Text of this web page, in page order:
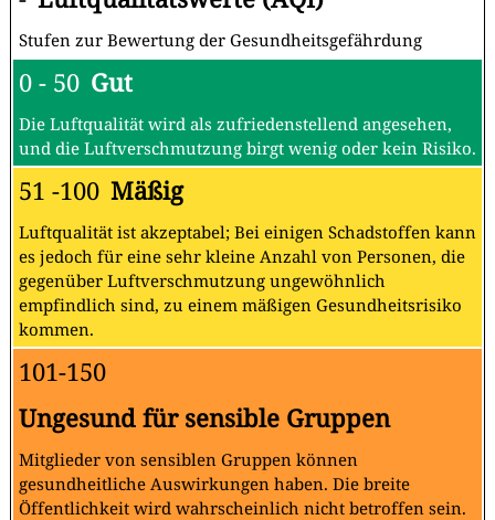
Stufen zur Bewertung der Gesundheitsgefährdung
0 - 50 Gut
Die Luftqualität wird als zufriedenstellend angesehen,
und die Luftverschmutzung birgt wenig oder kein Risiko.
51 -100 Mäßig
Luftqualität ist akzeptabel; Bei einigen Schadstoffen kann
es jedoch für eine sehr kleine Anzahl von Personen, die
gegenüber Luftverschmutzung ungewöhnlich
empfindlich sind, zu einem mäßigen Gesundheitsrisiko
kommen.
101-150
Ungesund für sensible Gruppen
Mitglieder von sensiblen Gruppen können
gesundheitliche Auswirkungen haben. Die breite
Öffentlichkeit wird wahrscheinlich nicht betroffen sein.